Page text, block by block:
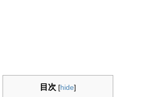
目次 [hide]